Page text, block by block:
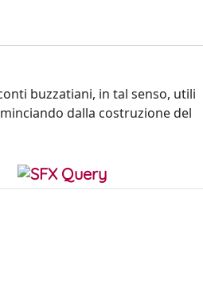
buzzatiani, in tal senso, utili
dalla costruzione del